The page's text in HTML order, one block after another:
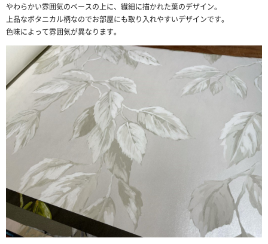
やわらかい雰囲気のベースの上に、繊細に描かれた葉のデザイン。
上品なボタニカル柄なのでお部屋にも取り入れやすいデザインです。
色味によって雰囲気が異なります。